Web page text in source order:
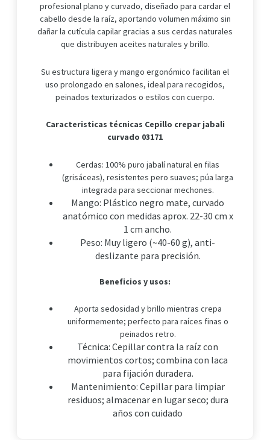
profesional plano y curvado, diseñado para cardar el
cabello desde la raíz, aportando volumen máximo sin
dañar la cutícula capilar gracias a sus cerdas naturales
que distribuyen aceites naturales y brillo.
Su estructura ligera y mango ergonómico facilitan el
uso prolongado en salones, ideal para recogidos,
peinados texturizados o estilos con cuerpo.
Caracteristicas técnicas Cepillo crepar jabali
curvado 03171
Cerdas: 100% puro jabalí natural en filas
(grisáceas), resistentes pero suaves; púa larga
integrada para seccionar mechones.
Mango: Plástico negro mate, curvado
anatómico con medidas aprox. 22-30 cm x
1 cm ancho.
Peso: Muy ligero (~40-60 g), anti-
deslizante para precisión.
Beneficios y usos:
Aporta sedosidad y brillo mientras crepa
uniformemente; perfecto para raíces finas o
peinados retro.
Técnica: Cepillar contra la raíz con
movimientos cortos; combina con laca
para fijación duradera.
Mantenimiento: Cepillar para limpiar
residuos; almacenar en lugar seco; dura
años con cuidado